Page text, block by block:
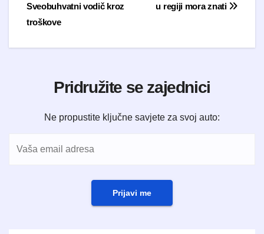
u regiji mora znati
Sveobuhvatni vodič kroz
troškove
Pridružite se zajednici
Ne propustite ključne savjete za svoj auto:
Prijavi me